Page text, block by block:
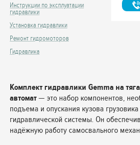
Инструкции по эксплуатации
гидравлики
Установка гидравлики
Ремонт гидромоторов
Гидравлика
Комплект гидравлики Gemma на
автомат — это набор компонентов,
подъема и опускания кузова
гидравлической системы. Он
надёжную работу самосвального